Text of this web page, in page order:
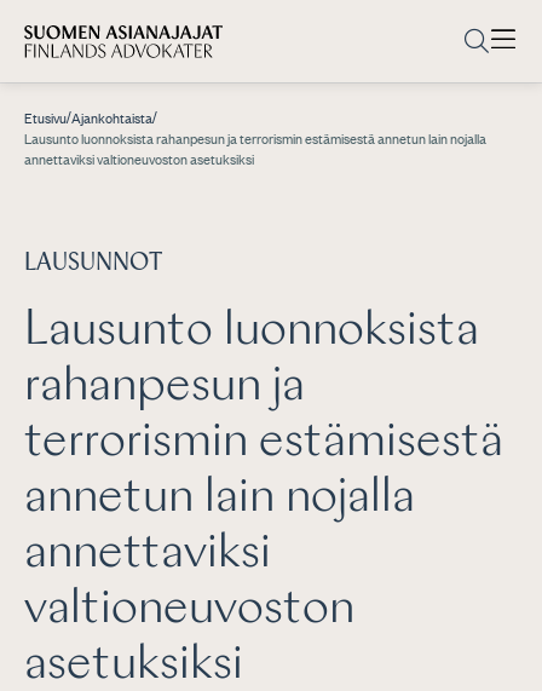
Etusivu/Ajankohtaista/
Lausunto luonnoksista rahanpesun ja terrorismin estämisestä annetun lain nojalla
annettaviksi valtioneuvoston asetuksiksi
LAUSUNNOT
Lausunto luonnoksista
rahanpesun ja
terrorismin estämisestä
annetun lain nojalla
annettaviksi
valtioneuvoston
asetuksiksi